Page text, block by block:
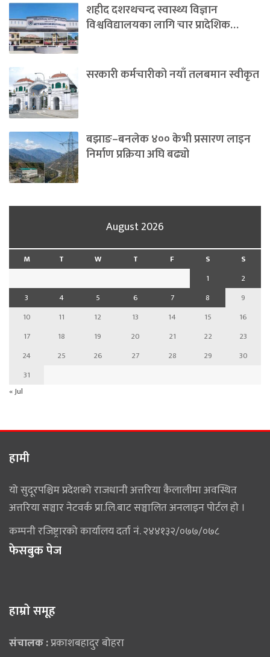
शहीद दशरथचन्द स्वास्थ्य विज्ञान
विश्वविद्यालयका लागि चार प्रादेशिक…
सरकारी कर्मचारीको नयाँ तलबमान स्वीकृत
बझाङ–बनलेक ४०० केभी प्रसारण लाइन
निर्माण प्रक्रिया अघि बढ्यो
August 2026
M T W T F S
S
1
2
3
4 5 6 7 8
9
10
11 12 13 14 15
16
17
18 19 20 21 22
23
24
25 26 27 28 29
30
31
« Jul
हामी
यो सुदूरपश्चिम प्रदेशको राजधानी अत्तरिया कैलालीमा अवस्थित
अत्तरिया सञ्चार नेटवर्क प्रा.लि.बाट सञ्चालित अनलाइन पोर्टल हो ।
कम्पनी रजिष्ट्रारको कार्यालय दर्ता नं. २४४१३२/०७७/०७८
फेसबुक पेज
हाम्राे समूह
संचालक :प्रकाशबहादुर बोहरा